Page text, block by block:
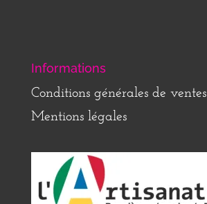
Informations
Conditions générales de ventes
Mentions légales